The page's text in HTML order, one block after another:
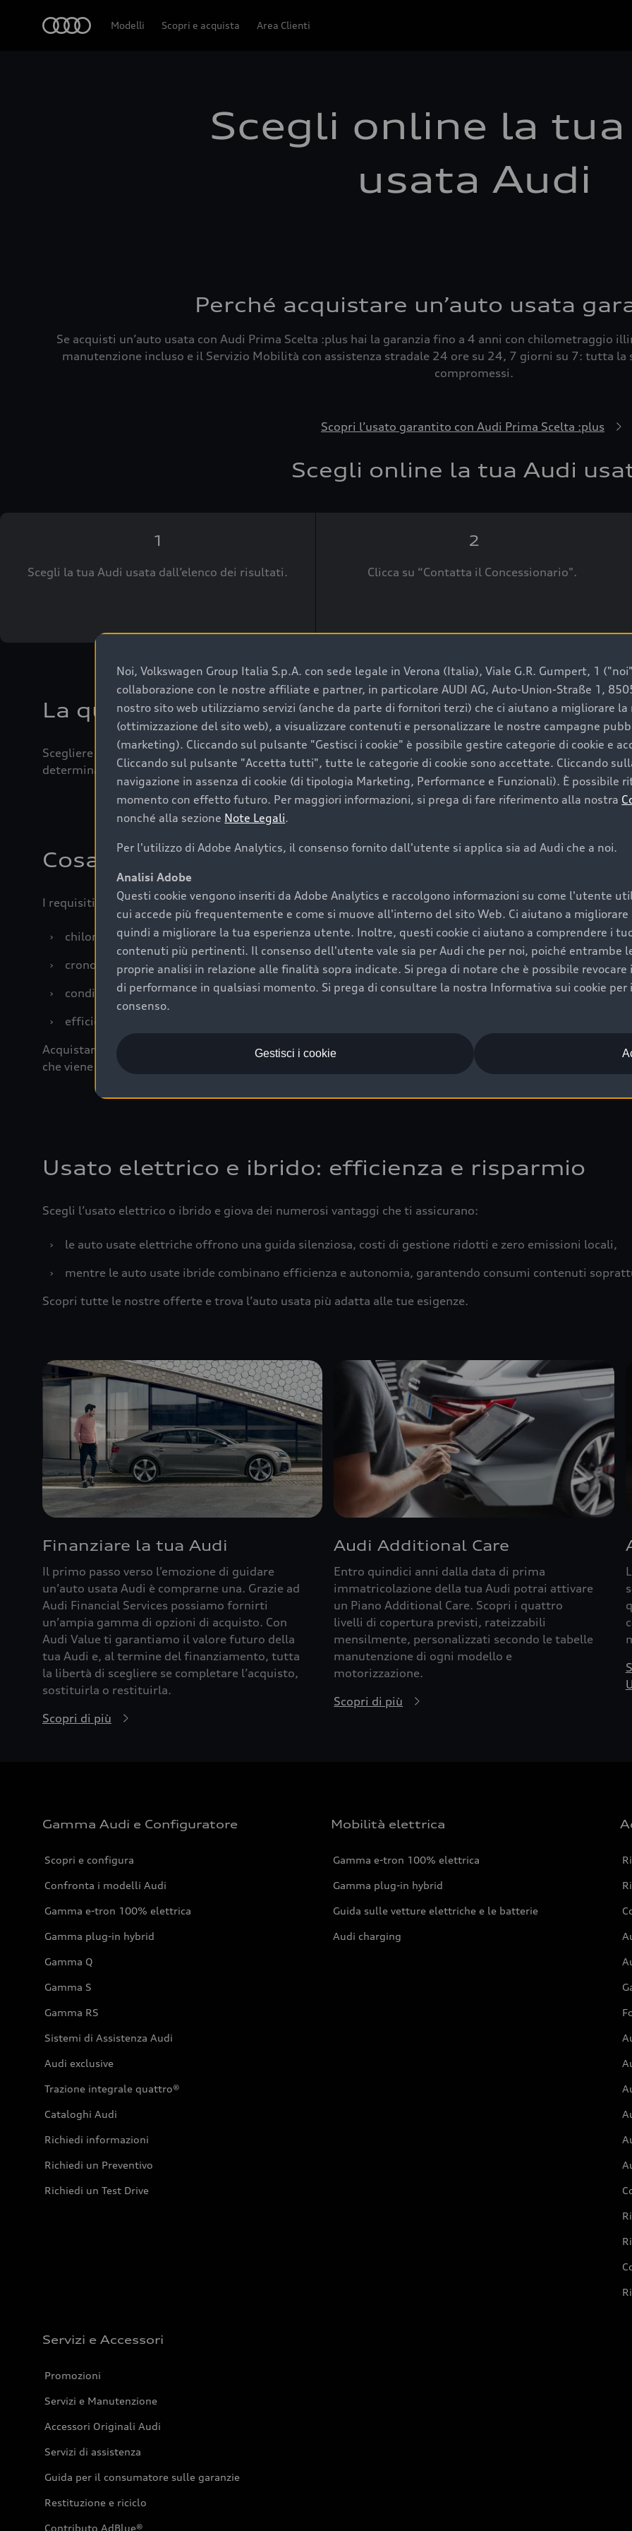
Modelli Scopri e acquista Area Clienti
Scegli online la
usata Audi
Perché acquistare un’auto usata
Se acquisti un’auto usata con Audi Prima Scelta :plus hai la garanzia fino a 4 anni con chilometraggio
manutenzione incluso e il Servizio Mobilità con assistenza stradale 24 ore su 24, 7 giorni su 7: tutta la
compromessi.
Scopri l’usato garantito con Audi Prima Scelta :plus
Scegli online la tua Audi
1
Scegli la tua Audi usata dall’elenco dei risultati.
2
Clicca su “Contatta il Concessionario".
La qualità di acquistare un’auto usata Audi
Scegliere un’auto usata è una decisione che coniuga convenienza, affidabilità e sostenibilità. Per fare un
determinanti come la garanzia inclusa e l’affidabilità del marchio. Audi offre l’auto usata perfetta tramite
Cosa sapere prima di acquistare la tua prossima
I requisiti fondamentali da considerare prima di acquistare un’auto usata, oltre al prezzo e all'aspetto,
›
chilometraggio: un valore contenuto corrisponde a uno stato migliore del veicolo e a una maggiore
›
cronologia dei tagliandi: una documentazione completa della vettura certifica una manutenzione
›
condizioni della carrozzeria e degli interni: una buona conservazione evidenzia cura e attenzione del
›
efficienza meccanica: motore, trasmissione e componenti principali in ottimo stato garantiscono
Acquistare un’auto usata in una Concessionaria ufficiale Audi che offre l’usato garantito tramite Audi
che viene sottoposto a 110 controlli approfonditi e coperto da garanzia fino a 4 anni per una maggiore
Usato elettrico e ibrido: efficienza e risparmio
Scegli l’usato elettrico o ibrido e giova dei numerosi vantaggi che ti assicurano:
›
le auto usate elettriche offrono una guida silenziosa, costi di gestione ridotti e zero emissioni locali,
›
mentre le auto usate ibride combinano efficienza e autonomia, garantendo consumi contenuti
Scopri tutte le nostre offerte e trova l’auto usata più adatta alle tue esigenze.
Finanziare la tua Audi
Il primo passo verso l’emozione di guidare
un’auto usata Audi è comprarne una. Grazie ad
Audi Financial Services possiamo fornirti
un’ampia gamma di opzioni di acquisto. Con
Audi Value ti garantiamo il valore futuro della
tua Audi e, al termine del finanziamento, tutta
la libertà di scegliere se completare l’acquisto,
sostituirla o restituirla.
Scopri di più
Audi Additional Care
Entro quindici anni dalla data di prima
immatricolazione della tua Audi potrai attivare
un Piano Additional Care. Scopri i quattro
livelli di copertura previsti, rateizzabili
mensilmente, personalizzati secondo le tabelle
manutenzione di ogni modello e
motorizzazione.
Scopri di più
Gamma Audi e Configuratore
Scopri e configura
Confronta i modelli Audi
Gamma e-tron 100% elettrica
Gamma plug-in hybrid
Gamma Q
Gamma S
Gamma RS
Sistemi di Assistenza Audi
Audi exclusive
Trazione integrale quattro®
Cataloghi Audi
Richiedi informazioni
Richiedi un Preventivo
Richiedi un Test Drive
Mobilità elettrica
Gamma e-tron 100% elettrica
Gamma plug-in hybrid
Guida sulle vetture elettriche e le batterie
Audi charging
Servizi e Accessori
Promozioni
Servizi e Manutenzione
Accessori Originali Audi
Servizi di assistenza
Guida per il consumatore sulle garanzie
Restituzione e riciclo
Contributo AdBlue®
Noi, Volkswagen Group Italia S.p.A. con sede legale in Verona (Italia), Viale G.R. Gumpert, 1
collaborazione con le nostre affiliate e partner, in particolare AUDI AG, Auto-Union-Straße 1,
nostro sito web utilizziamo servizi (anche da parte di fornitori terzi) che ci aiutano a migliorare la
(ottimizzazione del sito web), a visualizzare contenuti e personalizzare le nostre campagne
(marketing). Cliccando sul pulsante "Gestisci i cookie" è possibile gestire categorie di cookie e
Cliccando sul pulsante "Accetta tutti", tutte le categorie di cookie sono accettate. Cliccando
navigazione in assenza di cookie (di tipologia Marketing, Performance e Funzionali). È possibile
momento con effetto futuro. Per maggiori informazioni, si prega di fare riferimento alla nostra
nonché alla sezione Note Legali.
Per l'utilizzo di Adobe Analytics, il consenso fornito dall'utente si applica sia ad Audi che a noi.
Analisi Adobe
Questi cookie vengono inseriti da Adobe Analytics e raccolgono informazioni su come l'utente
cui accede più frequentemente e come si muove all'interno del sito Web. Ci aiutano a
quindi a migliorare la tua esperienza utente. Inoltre, questi cookie ci aiutano a comprendere i
contenuti più pertinenti. Il consenso dell'utente vale sia per Audi che per noi, poiché entrambe
proprie analisi in relazione alle finalità sopra indicate. Si prega di notare che è possibile
di performance in qualsiasi momento. Si prega di consultare la nostra Informativa sui cookie per
consenso.
Gestisci i cookie